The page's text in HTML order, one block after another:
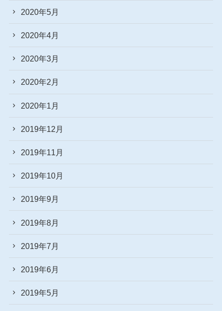
2020年5月
2020年4月
2020年3月
2020年2月
2020年1月
2019年12月
2019年11月
2019年10月
2019年9月
2019年8月
2019年7月
2019年6月
2019年5月